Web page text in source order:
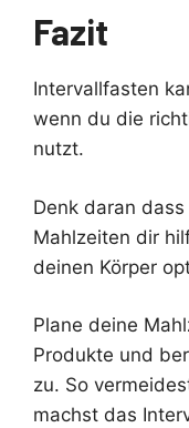
Fazit
Intervallfasten
wenn du die
nutzt.
Denk daran
Mahlzeiten dir
deinen Körper
Plane deine
Produkte und
zu. So
machst das